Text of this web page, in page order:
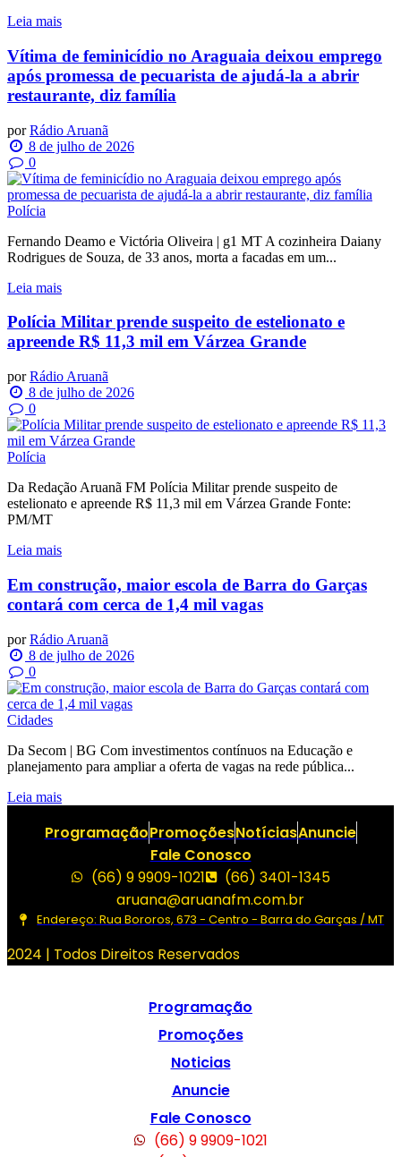
Leia mais
Vítima de feminicídio no Araguaia deixou emprego
após promessa de pecuarista de ajudá-la a abrir
restaurante, diz família
por Rádio Aruanã
8 de julho de 2026
0
Polícia
Fernando Deamo e Victória Oliveira | g1 MT A cozinheira Daiany
Rodrigues de Souza, de 33 anos, morta a facadas em um...
Leia mais
Polícia Militar prende suspeito de estelionato e
apreende R$ 11,3 mil em Várzea Grande
por Rádio Aruanã
8 de julho de 2026
0
Polícia
Da Redação Aruanã FM Polícia Militar prende suspeito de
estelionato e apreende R$ 11,3 mil em Várzea Grande Fonte:
PM/MT
Leia mais
Em construção, maior escola de Barra do Garças
contará com cerca de 1,4 mil vagas
por Rádio Aruanã
8 de julho de 2026
0
Cidades
Da Secom | BG Com investimentos contínuos na Educação e
planejamento para ampliar a oferta de vagas na rede pública...
Leia mais
ProgramaçãoPromoçõesNotíciasAnuncie
Fale Conosco
(66) 9 9909-1021
(66) 3401-1345
aruana@aruanafm.com.br
Endereço: Rua Bororos, 673 - Centro - Barra do Garças / MT
2024 | Todos Direitos Reservados
Programação
Promoções
Noticias
Anuncie
Fale Conosco
(66) 9 9909-1021